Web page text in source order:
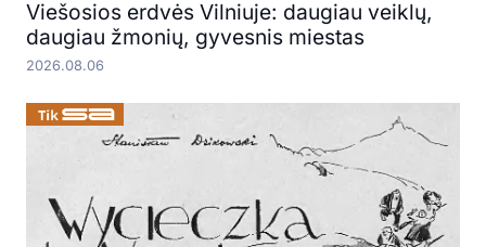
Viešosios erdvės Vilniuje: daugiau veiklų,
daugiau žmonių, gyvesnis miestas
2026.08.06